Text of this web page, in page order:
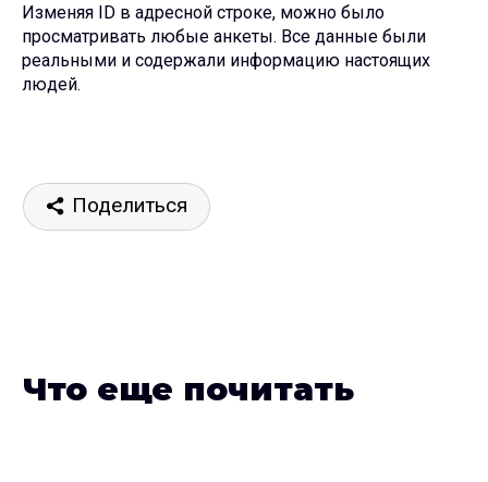
Изменяя ID в адресной строке, можно было
просматривать любые анкеты. Все данные были
реальными и содержали информацию настоящих
людей.
Что еще почитать